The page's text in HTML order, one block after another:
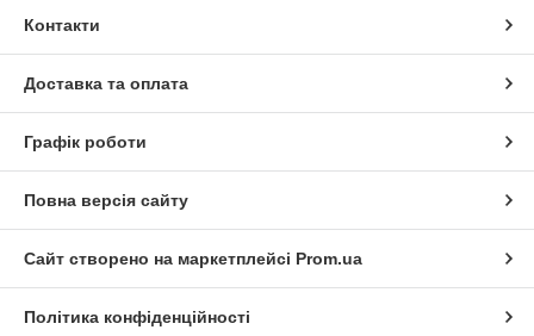
Контакти
Доставка та оплата
Графік роботи
Повна версія сайту
Сайт створено на маркетплейсі Prom.ua
Політика конфіденційності